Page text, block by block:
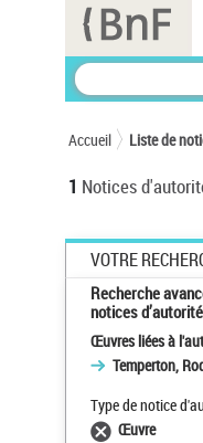
Accueil Liste de
1 Notices
VOTRE
Recherche
notices d’autorité
Œuvres liées à
Temperton,
Type de notice
Œuvre
Panneau de gestion des cookies